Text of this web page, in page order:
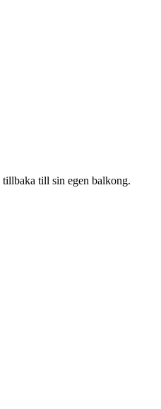
tillbaka till sin egen balkong.